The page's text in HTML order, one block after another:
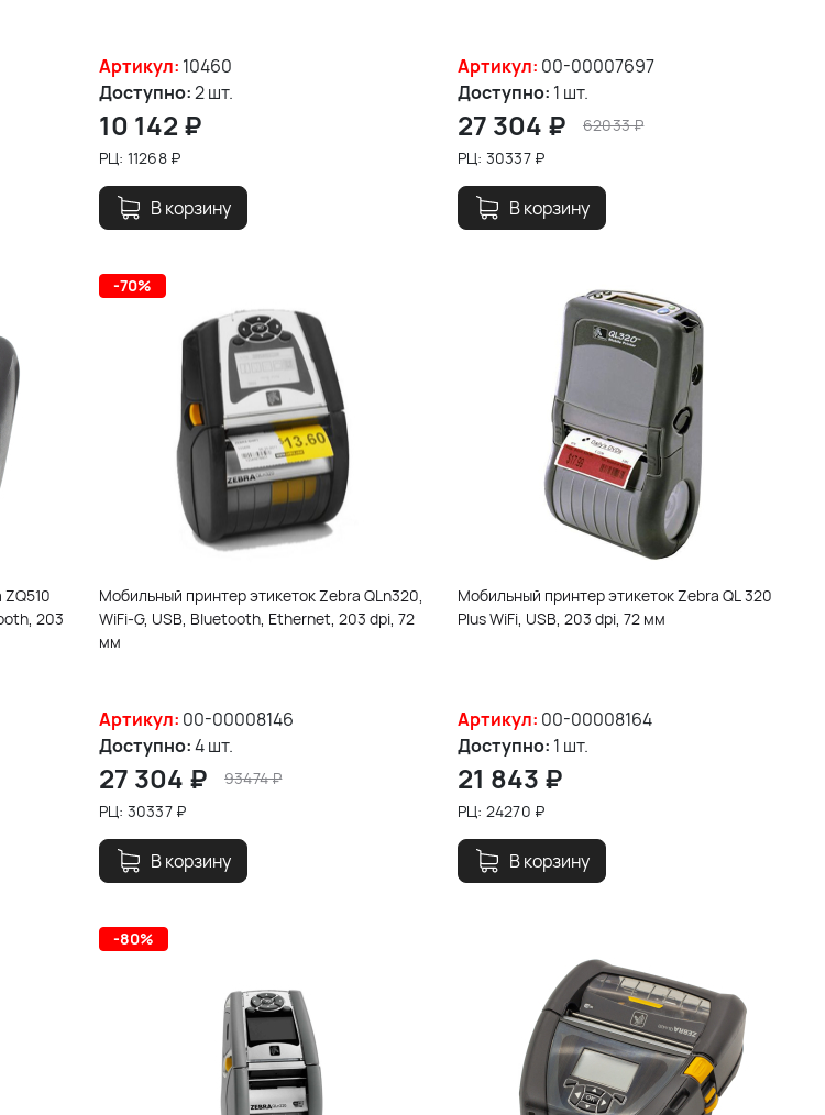
Артикул: 10460
Доступно:2 шт.
10 142 ₽
РЦ: 11268₽
В корзину
Артикул: 00-00007697
Доступно: 1 шт.
27 304 ₽ 62033₽
РЦ: 30337₽
В корзину
203
-70%
Мобильный принтер этикеток Zebra QLn320,
WiFi-G, USB, Bluetooth, Ethernet, 203 dpi, 72
мм
Артикул: 00-00008146
Доступно:4 шт.
27 304 ₽ 93474₽
РЦ: 30337₽
В корзину
Мобильный принтер этикеток Zebra QL 320
Plus WiFi, USB, 203 dpi, 72 мм
Артикул: 00-00008164
Доступно: 1 шт.
21 843 ₽
РЦ: 24270 ₽
В корзину
-80%